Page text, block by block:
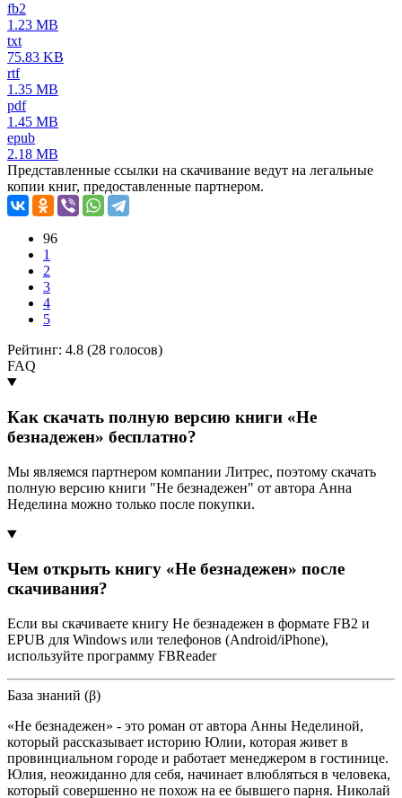
fb2
1.23 MB
txt
75.83 KB
rtf
1.35 MB
pdf
1.45 MB
epub
2.18 MB
Представленные ссылки на скачивание ведут на легальные
копии книг, предоставленные партнером.
96
1
2
3
4
5
Рейтинг: 4.8 (28 голосов)
FAQ
Как скачать полную версию книги «Не
безнадежен» бесплатно?
Мы являемся партнером компании Литрес, поэтому скачать
полную версию книги "Не безнадежен" от автора Анна
Неделина можно только после покупки.
Чем открыть книгу «Не безнадежен» после
скачивания?
Если вы скачиваете книгу Не безнадежен в формате FB2 и
EPUB для Windows или телефонов (Android/iPhone),
используйте программу FBReader
База знаний (β)
«Не безнадежен» - это роман от автора Анны Неделиной,
который рассказывает историю Юлии, которая живет в
провинциальном городе и работает менеджером в гостинице.
Юлия, неожиданно для себя, начинает влюбляться в человека,
который совершенно не похож на ее бывшего парня. Николай